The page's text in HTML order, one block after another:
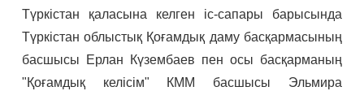
Түркістан қаласына келген іс-сапары барысында
Түркістан облыстық Қоғамдық даму басқармасының
басшысы Ерлан Күзембаев пен осы басқарманың
"Қоғамдық келісім" КММ басшысы Эльмира